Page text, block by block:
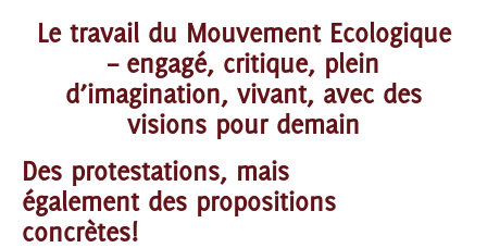
Le travail du Mouvement Ecologique
– engagé, critique, plein
d’imagination, vivant, avec des
visions pour demain
Des protestations, mais
également des propositions
concrètes!